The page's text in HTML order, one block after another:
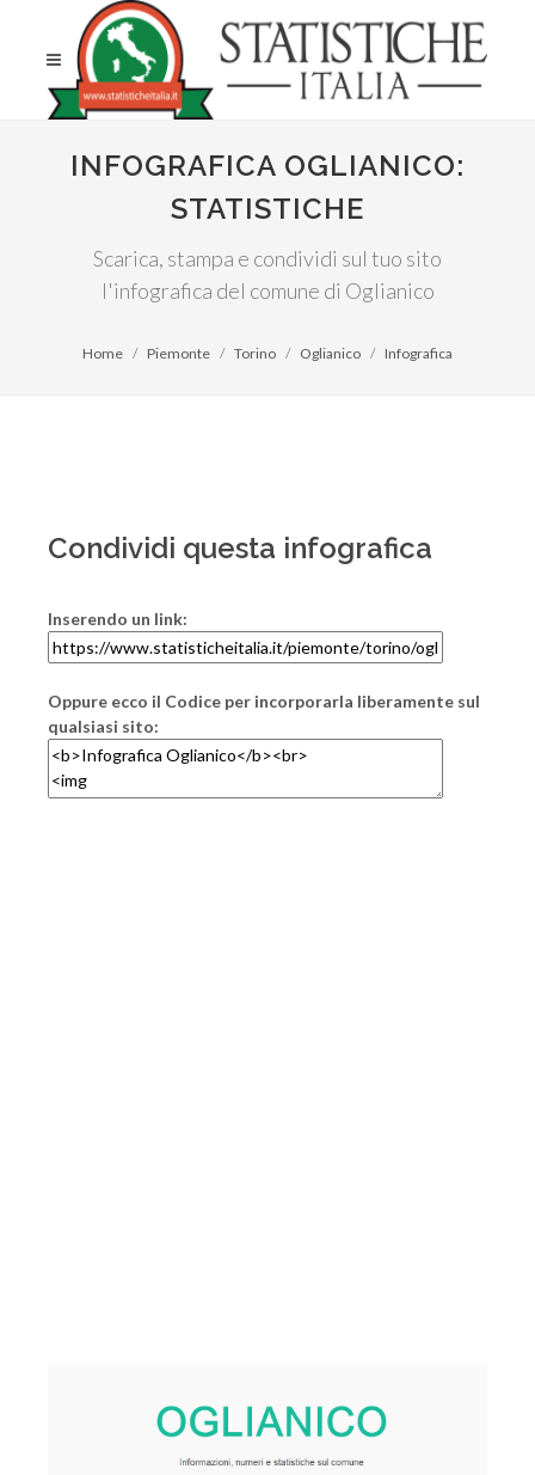
INFOGRAFICA OGLIANICO:
STATISTICHE
Scarica, stampa e condividi sul tuo sito
l'infografica del comune di Oglianico
Home Piemonte Torino Oglianico Infografica
Condividi questa infografica
Inserendo un link:
Oppure ecco il Codice per incorporarla liberamente sul
qualsiasi sito: